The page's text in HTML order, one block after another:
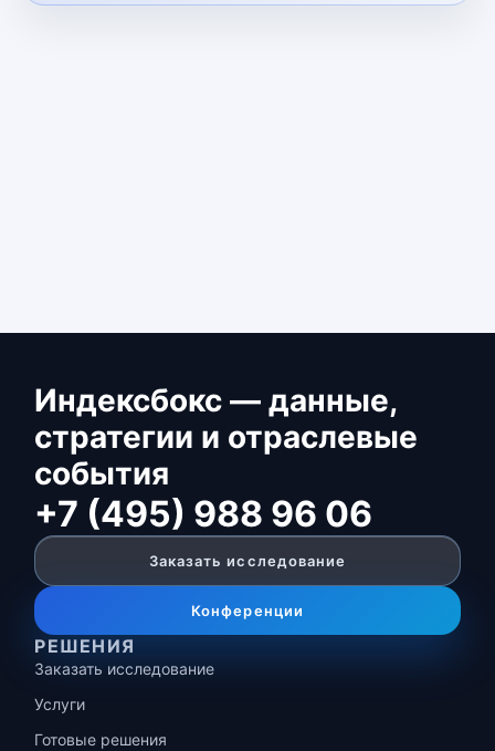
Индексбокс — данные,
стратегии и отраслевые
события
+7 (495) 988 96 06
Заказать исследование
Конференции
РЕШЕНИЯ
Заказать исследование
Услуги
Готовые решения